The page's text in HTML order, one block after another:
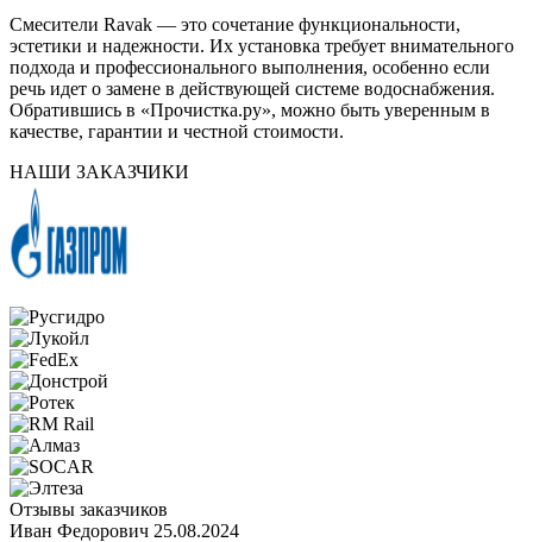
Смесители Ravak — это сочетание функциональности,
эстетики и надежности. Их установка требует внимательного
подхода и профессионального выполнения, особенно если
речь идет о замене в действующей системе водоснабжения.
Обратившись в «Прочистка.ру», можно быть уверенным в
качестве, гарантии и честной стоимости.
НАШИ ЗАКАЗЧИКИ
Отзывы заказчиков
Иван Федорович 25.08.2024